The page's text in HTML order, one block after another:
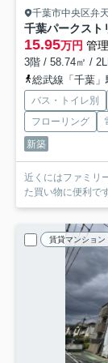
千葉市中央区弁天
千葉パークスト
15.95万円 管
3階 / 58.74㎡ /
総武線「千葉
バス・トイレ別
フローリング
新築
近くにはファミリ
た買い物に便利で
賃貸マンション